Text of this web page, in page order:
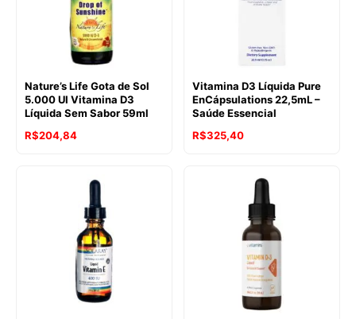
Nature’s Life Gota de Sol
5.000 UI Vitamina D3
Líquida Sem Sabor 59ml
R$204,84
Vitamina D3 Líquida Pure
EnCápsulations 22,5mL –
Saúde Essencial
R$325,40